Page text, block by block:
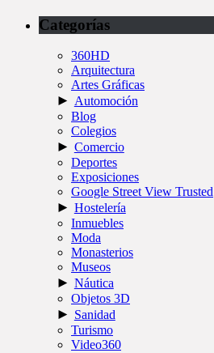
Categorías
360HD
Arquitectura
Artes Gráficas
► Automoción
Blog
Colegios
► Comercio
Deportes
Exposiciones
Google Street View Trusted
► Hostelería
Inmuebles
Moda
Monasterios
Museos
► Náutica
Objetos 3D
► Sanidad
Turismo
Video360